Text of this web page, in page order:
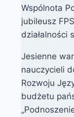
Wspólnota
jubileusz
działalności
Jesienne
nauczycieli
Rozwoju
budżetu